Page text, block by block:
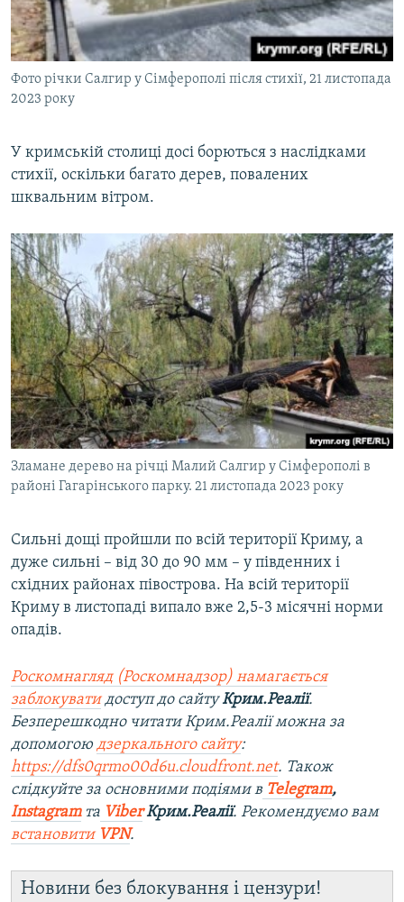
Фото річки Салгир у Сімферополі після стихії, 21 листопада
2023 року
У кримській столиці досі борються з наслідками
стихії, оскільки багато дерев, повалених
шквальним вітром.
Зламане дерево на річці Малий Салгир у Сімферополі в
районі Гагарінського парку. 21 листопада 2023 року
Сильні дощі пройшли по всій території Криму, а
дуже сильні – від 30 до 90 мм – у південних і
східних районах півострова. На всій території
Криму в листопаді випало вже 2,5-3 місячні норми
опадів.
Роскомнагляд (Роскомнадзор) намагається
заблокуватидоступ до сайтуКрим.Реалії.
Безперешкодно читати Крим.Реалії можна за
допомогою дзеркального сайту:
https://dfs0qrmo00d6u.cloudfront.net. Також
слідкуйте за основними подіями в Telegram,
Instagramта ViberКрим.Реалії. Рекомендуємо вам
встановити VPN.
Новини без блокування і цензури!